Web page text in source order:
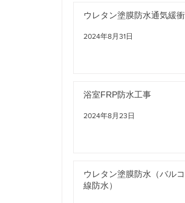
ウレタン塗膜防水通気緩
2024年8月31日
浴室FRP防水工事
2024年8月23日
ウレタン塗膜防水（バルコ
線防水）